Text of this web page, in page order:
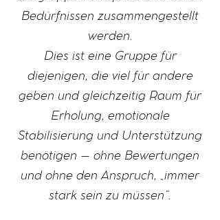
Bedürfnissen zusammengestellt
werden.
Dies ist eine Gruppe für
diejenigen, die viel für andere
geben und gleichzeitig Raum für
Erholung, emotionale
Stabilisierung und Unterstützung
benötigen – ohne Bewertungen
und ohne den Anspruch, „immer
stark sein zu müssen“.